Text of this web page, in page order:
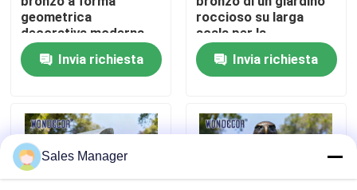
Richiedere un preventivo
Scultura forgiata del metallo
Le statue bronzee scolpiscono
Scultura bronzea su ordinazione
geometrica
decorativa moderna
per esterni in metallo
per quadratiInvia richiesta
roccioso su larga
scala per la
decorazione del
giardinoInvia richiesta
Sales Manager